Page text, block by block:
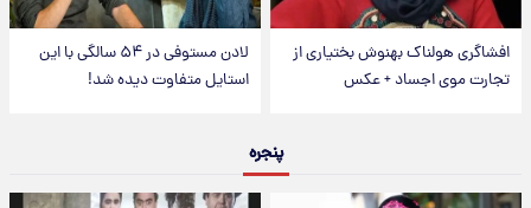
افشاگری هولناک بهنوش بختیاری از
تجارت موی اجساد + عکس
لادن مستوفی در ۵۴ سالگی با این
استایل متفاوت دیده شد!
پنجره